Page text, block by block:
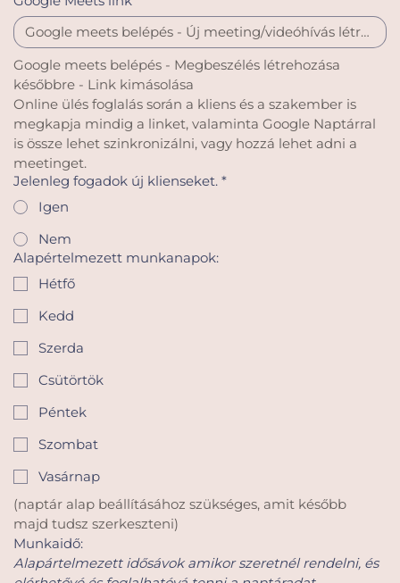
Google meets belépés - Megbeszélés létrehozása
későbbre - Link kimásolása
Online ülés foglalás során a kliens és a szakember is
megkapja mindig a linket, valaminta Google Naptárral
is össze lehet szinkronizálni, vagy hozzá lehet adni a
meetinget.
Jelenleg fogadok új klienseket. *
Igen
Nem
Alapértelmezett munkanapok:
Hétfő
Kedd
Szerda
Csütörtök
Péntek
Szombat
Vasárnap
(naptár alap beállításához szükséges, amit később
majd tudsz szerkeszteni)
Munkaidő:
Alapártelmezett idősávok amikor szeretnél rendelni, és